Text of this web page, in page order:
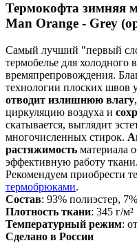
Термокофта зимняя
Man Orange - Grey
Самый лучший "первый
термобелье для холодного
времяпрепровождения.
технологии плоских швов
отводит излишнюю влагу
циркуляцию воздуха и
скатывается, выглядит
многочисленных стирок.
растяжимость материала
эффективную работу ткани.
Рекомендуем приобрести
термобрюками.
Состав: 93% полиэстер,
Плотность ткани: 345 г/м²
Температурный режим:
Сделано в России